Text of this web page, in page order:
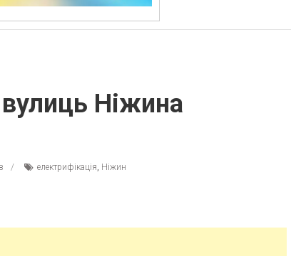
Ніжина
електрифікація Ніжин